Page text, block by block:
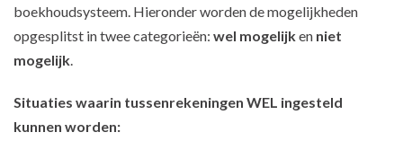
boekhoudsysteem. Hieronder worden de mogelijkheden
opgesplitst in twee categorieën: wel mogelijken niet
mogelijk.
Situaties waarin tussenrekeningen WEL ingesteld
kunnen worden: